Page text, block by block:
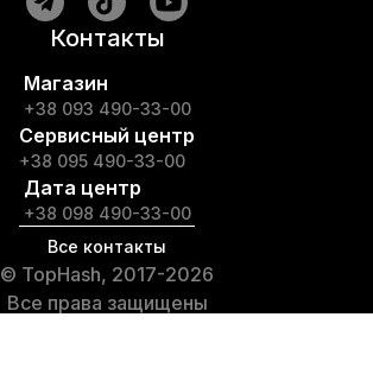
Контакты
Магазин
+38 093 490-33-00
Сервисный центр
+38 095 490-33-00
Дата центр
+38 098 490-33-00
Все контакты
© TopHash, 2017-2026
Все права защищены